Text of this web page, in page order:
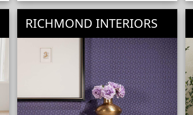
RICHMOND INTERIORS